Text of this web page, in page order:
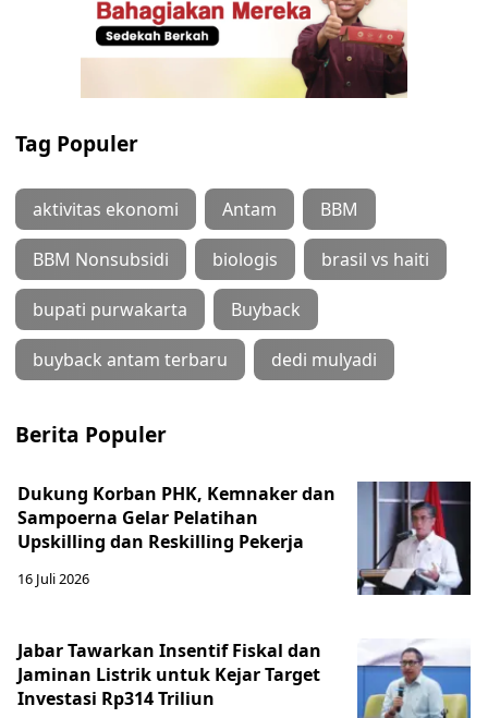
Tag Populer
aktivitas ekonomi Antam BBM
BBM Nonsubsidi biologis brasil vs haiti
bupati purwakarta Buyback
buyback antam terbaru dedi mulyadi
Berita Populer
Dukung Korban PHK, Kemnaker dan
Sampoerna Gelar Pelatihan
Upskilling dan Reskilling Pekerja
16 Juli 2026
Jabar Tawarkan Insentif Fiskal dan
Jaminan Listrik untuk Kejar Target
Investasi Rp314 Triliun